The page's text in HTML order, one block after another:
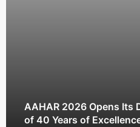
AAHAR 2026 Opens Its
of 40 Years of